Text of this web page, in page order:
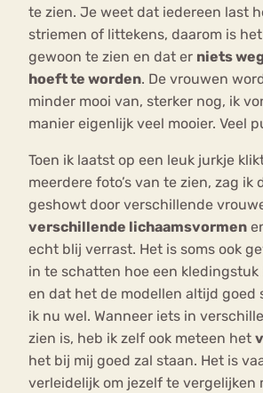
te zien. Je weet dat iedereen last
striemen of littekens, daarom is
gewoon te zien en dat er niets
hoeft te worden. De vrouwen
minder mooi van, sterker nog, ik
manier eigenlijk veel mooier. Veel
Toen ik laatst op een leuk jurkje
meerdere foto’s van te zien, zag ik
geshowt door verschillende
verschillende lichaamsvormen
echt blij verrast. Het is soms ook
in te schatten hoe een kledingstuk
en dat het de modellen altijd goed
ik nu wel. Wanneer iets in
zien is, heb ik zelf ook meteen het
het bij mij goed zal staan. Het is
verleidelijk om jezelf te vergelijken